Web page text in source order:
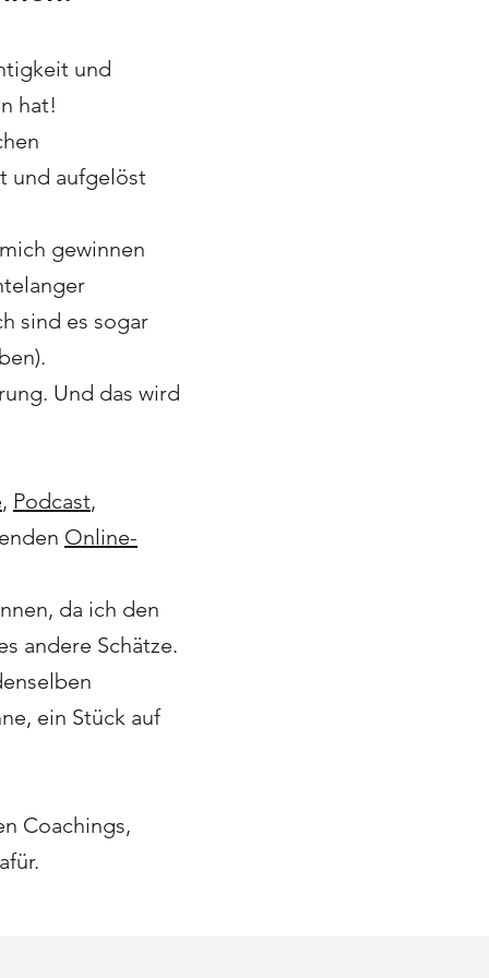
und
hat!
und aufgelöst
gewinnen
sind es sogar
Und das wird
, Podcast,
Online-
da ich den
andere Schätze.
ein Stück auf
Coachings,